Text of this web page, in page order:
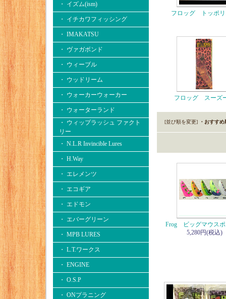
・ イズム(ism)
・ イチカワフィッシング
・ IMAKATSU
・ ヴァガボンド
・ ウィーブル
・ ウッドリーム
・ ウォーカーウォーカー
・ ウォーターランド
・ ウィップラッシュ ファクト
リー
・ N.L.R Invincible Lures
・ H.Way
・ エレメンツ
・ エコギア
・ エドモン
・ エバーグリーン
・ MPB LURES
・ L.T.ワークス
・ ENGINE
・ O.S.P
・ ONプラニング
フロッグ トッポリ
フロッグ スーズ
[並び順を変更] ・おすすめ
Frog ビッグマウスポ
5,280円(税込)